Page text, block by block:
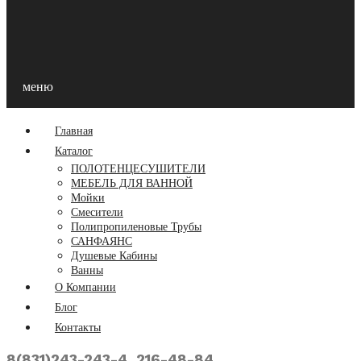
меню
Главная
Каталог
ПОЛОТЕНЦЕСУШИТЕЛИ
МЕБЕЛЬ ДЛЯ ВАННОЙ
Мойки
Смесители
Полипропиленовые Трубы
САНФАЯНС
Душевые Кабины
Ванны
О Компании
Блог
Контакты